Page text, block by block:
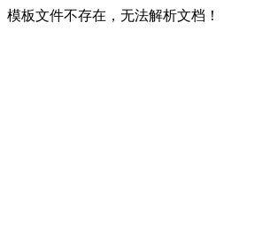
模板文件不存在，无法解析文档！